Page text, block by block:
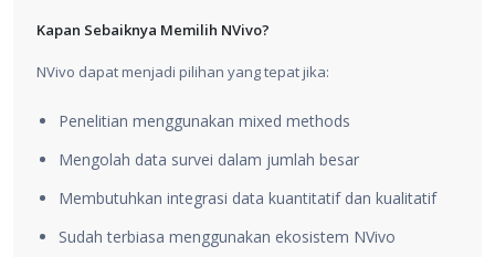
Kapan Sebaiknya Memilih NVivo?
NVivo dapat menjadi pilihan yang tepat jika:
Penelitian menggunakan mixed methods
Mengolah data survei dalam jumlah besar
Membutuhkan integrasi data kuantitatif dan kualitatif
Sudah terbiasa menggunakan ekosistem NVivo